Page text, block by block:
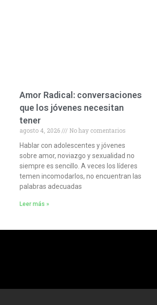
Amor Radical: conversaciones
que los jóvenes necesitan
tener
agosto 4, 2026
No hay comentarios
Hablar con adolescentes y jóvenes
sobre amor, noviazgo y sexualidad no
siempre es sencillo. A veces los líderes
temen incomodarlos, no encuentran las
palabras adecuadas
Leer más »